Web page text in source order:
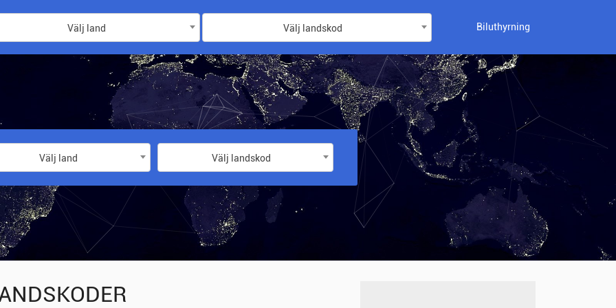
Välj land Välj landskod Biluthyrning
Välj land Välj landskod